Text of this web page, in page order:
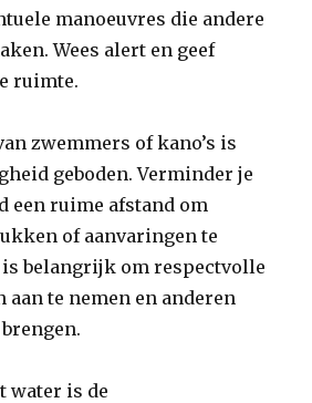
manoeuvres die andere
Wees alert en geef
ruimte.
zwemmers of kano’s is
geboden. Verminder je
een ruime afstand om
of aanvaringen te
belangrijk om respectvolle
aan te nemen en anderen
water is de